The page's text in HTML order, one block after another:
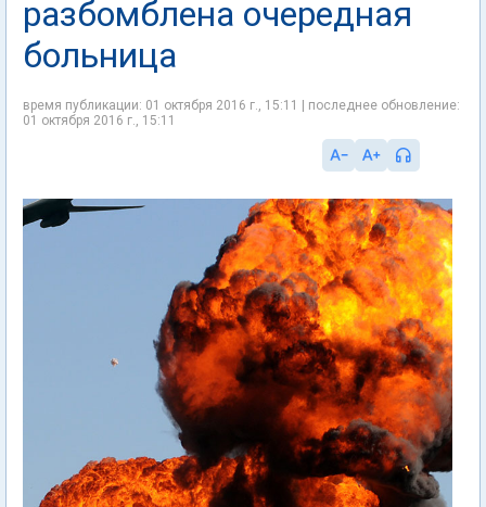
разбомблена очередная
больница
время публикации: 01 октября 2016 г., 15:11 | последнее обновление:
01 октября 2016 г., 15:11